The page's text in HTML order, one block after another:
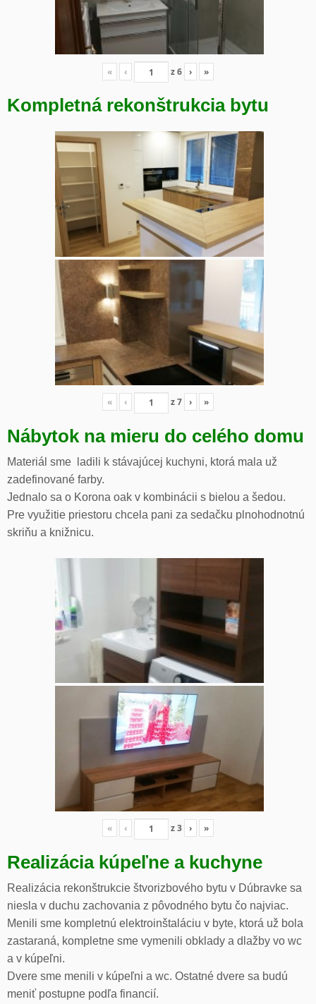
« ‹ z6 › »
Kompletná rekonštrukcia bytu
« ‹ z7 › »
Nábytok na mieru do celého domu
Materiál sme ladili k stávajúcej kuchyni, ktorá mala už
zadefinované farby.
Jednalo sa o Korona oak v kombinácii s bielou a šedou.
Pre využitie priestoru chcela pani za sedačku plnohodnotnú
skriňu a knižnicu.
« ‹ z3 › »
Realizácia kúpeľne a kuchyne
Realizácia rekonštrukcie štvorizbového bytu v Dúbravke sa
niesla v duchu zachovania z pôvodného bytu čo najviac.
Menili sme kompletnú elektroinštaláciu v byte, ktorá už bola
zastaraná, kompletne sme vymenili obklady a dlažby vo wc
a v kúpeľni.
Dvere sme menili v kúpeľni a wc. Ostatné dvere sa budú
meniť postupne podľa financií.